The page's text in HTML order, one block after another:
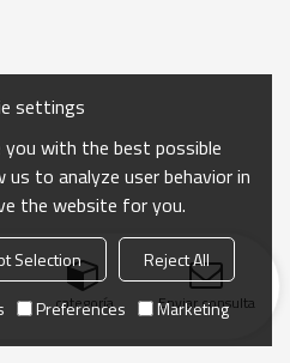
categoría Enviar consulta
settings
with the best possible
us to analyze user behavior in
the website for you.
Selection
Reject All
Preferences Marketing